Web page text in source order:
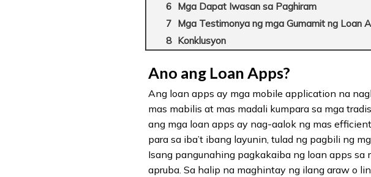
Mga Dapat Iwasan sa Paghiram
Mga Testimonya ng mga Gumamit ng Loan
Konklusyon
Ano ang Loan Apps?
Ang loan apps ay mga mobile application na
mas mabilis at mas madali kumpara sa mga
ang mga loan apps ay nag-aalok ng mas
para sa iba’t ibang layunin, tulad ng pagbili ng
Isang pangunahing pagkakaiba ng loan apps
apruba. Sa halip na maghintay ng ilang araw o